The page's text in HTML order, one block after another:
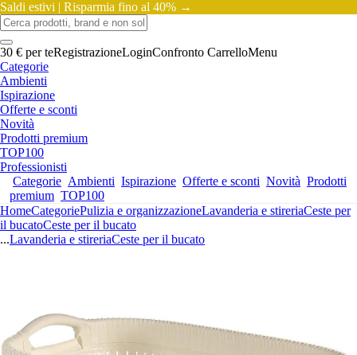
Saldi estivi | Risparmia fino al 40% →
30 € per teRegistrazioneLoginConfronto CarrelloMenu
Categorie
Ambienti
Ispirazione
Offerte e sconti
Novità
Prodotti premium
TOP100
Professionisti
Categorie Ambienti Ispirazione Offerte e sconti Novità Prodotti
premium TOP100
HomeCategoriePulizia e organizzazioneLavanderia e stireriaCeste per
il bucatoCeste per il bucato
...Lavanderia e stireriaCeste per il bucato